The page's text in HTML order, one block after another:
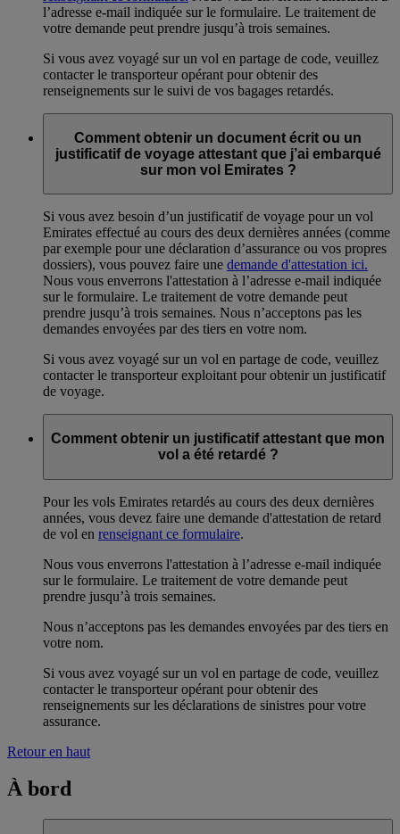
l’adresse e-mail indiquée sur le formulaire. Le traitement de
votre demande peut prendre jusqu’à trois semaines.
Si vous avez voyagé sur un vol en partage de code, veuillez
contacter le transporteur opérant pour obtenir des
renseignements sur le suivi de vos bagages retardés.
Comment obtenir un document écrit ou un
justificatif de voyage attestant que j’ai embarqué
sur mon vol Emirates ?
Si vous avez besoin d’un justificatif de voyage pour un vol
Emirates effectué au cours des deux dernières années (comme
par exemple pour une déclaration d’assurance ou vos propres
dossiers), vous pouvez faire une demande d'attestation ici.
Nous vous enverrons l'attestation à l’adresse e-mail indiquée
sur le formulaire. Le traitement de votre demande peut
prendre jusqu’à trois semaines. Nous n’acceptons pas les
demandes envoyées par des tiers en votre nom.
Si vous avez voyagé sur un vol en partage de code, veuillez
contacter le transporteur exploitant pour obtenir un justificatif
de voyage.
Comment obtenir un justificatif attestant que mon
vol a été retardé ?
Pour les vols Emirates retardés au cours des deux dernières
années, vous devez faire une demande d'attestation de retard
de vol en renseignant ce formulaire.
Nous vous enverrons l'attestation à l’adresse e-mail indiquée
sur le formulaire. Le traitement de votre demande peut
prendre jusqu’à trois semaines.
Nous n’acceptons pas les demandes envoyées par des tiers en
votre nom.
Si vous avez voyagé sur un vol en partage de code, veuillez
contacter le transporteur opérant pour obtenir des
renseignements sur les déclarations de sinistres pour votre
assurance.
Retour en haut
À bord